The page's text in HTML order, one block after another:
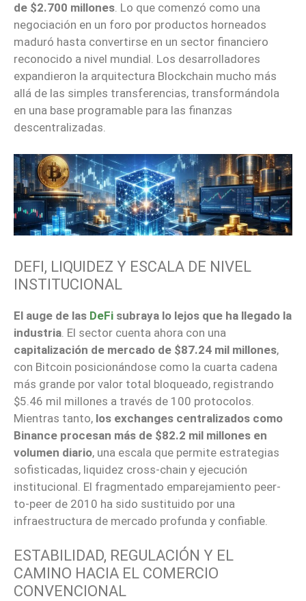
de $2.700 millones. Lo que comenzó como una
negociación en un foro por productos horneados
maduró hasta convertirse en un sector financiero
reconocido a nivel mundial. Los desarrolladores
expandieron la arquitectura Blockchain mucho más
allá de las simples transferencias, transformándola
en una base programable para las finanzas
descentralizadas.
DEFI, LIQUIDEZ Y ESCALA DE NIVEL
INSTITUCIONAL
El auge de las DeFi subraya lo lejos que ha llegado la
industria . El sector cuenta ahora con una
capitalización de mercado de $87.24 mil millones,
con Bitcoin posicionándose como la cuarta cadena
más grande por valor total bloqueado, registrando
$5.46 mil millones a través de 100 protocolos.
Mientras tanto, los exchanges centralizados como
Binance procesan más de $82.2 mil millones en
volumen diario, una escala que permite estrategias
sofisticadas, liquidez cross-chain y ejecución
institucional. El fragmentado emparejamiento peer-
to-peer de 2010 ha sido sustituido por una
infraestructura de mercado profunda y confiable.
ESTABILIDAD, REGULACIÓN Y EL
CAMINO HACIA EL COMERCIO
CONVENCIONAL